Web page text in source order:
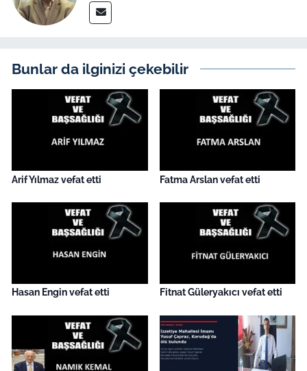
Bunlar da ilginizi çekebilir
Arif Yılmaz vefat etti Fatma Arslan vefat etti
Hasan Engin vefat etti Fitnat Güleryakıcı vefat etti
Bilim Teknoloji
English News
Canlı Maç
Finans
Genel-A
Gündem-Eğitim